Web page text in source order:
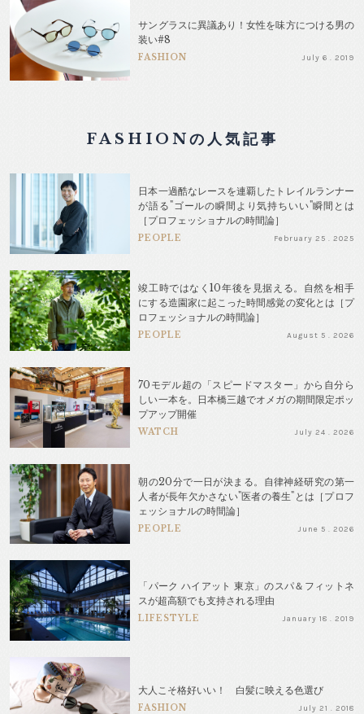
サングラスに異議あり！女性を味方につける男の
装い#8
FASHION July 6 . 2019
FASHIONの人気記事
日本一過酷なレースを連覇したトレイルランナー
が語る"ゴールの瞬間より気持ちいい"瞬間とは
［プロフェッショナルの時間論］
PEOPLE February 25 . 2025
竣工時ではなく10年後を見据える。自然を相手
にする造園家に起こった時間感覚の変化とは［プ
ロフェッショナルの時間論］
PEOPLE August 5 . 2026
70モデル超の「スピードマスター」から自分ら
しい一本を。日本橋三越でオメガの期間限定ポッ
プアップ開催
WATCH July 24 . 2026
朝の20分で一日が決まる。自律神経研究の第一
人者が長年欠かさない"医者の養生"とは［プロフ
ェッショナルの時間論］
PEOPLE June 5 . 2026
「パーク ハイアット 東京」のスパ＆フィットネ
スが超高額でも支持される理由
LIFESTYLE January 18 . 2019
大人こそ格好いい！ 白髪に映える色選び
FASHION July 21 . 2018